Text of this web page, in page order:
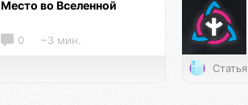
Место во Вселенной
0 ~3 мин.
Статья